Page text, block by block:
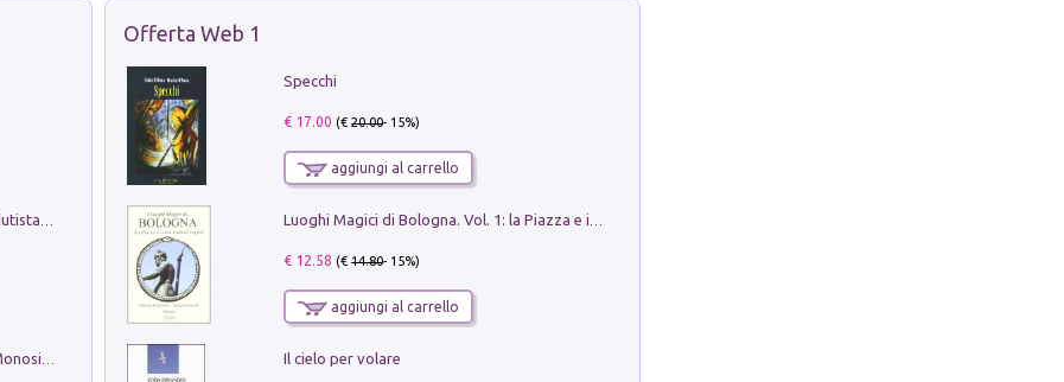
Offerta Web 1
Specchi
€ 17.00 (€20.00- 15%)
aggiungi al carrello
€ 12.58 (€14.80- 15%)
aggiungi al carrello
Il cielo per volare